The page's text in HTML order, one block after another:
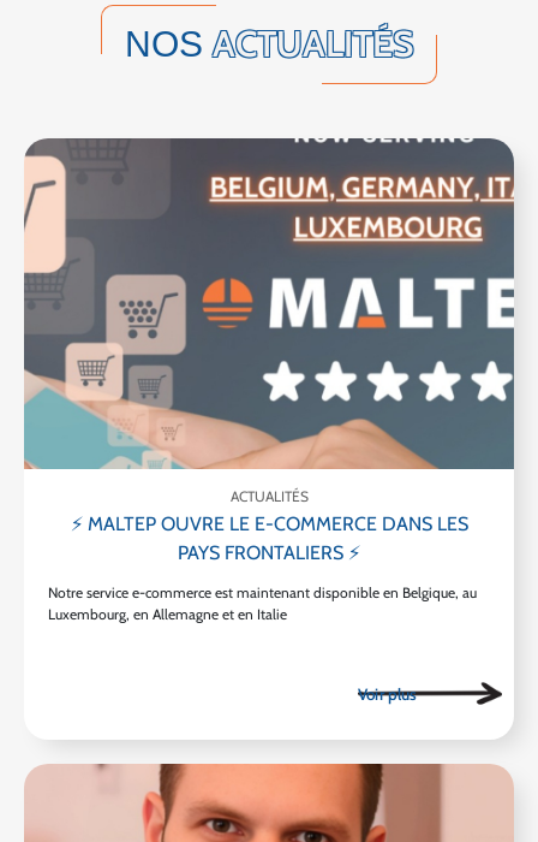
NOSACTUALITÉS
ACTUALITÉS
⚡ MALTEP OUVRE LE E-COMMERCE DANS LES
PAYS FRONTALIERS ⚡
Notre service e-commerce est maintenant disponible en Belgique, au
Luxembourg, en Allemagne et en Italie